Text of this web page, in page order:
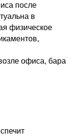
после
в
физическое
офиса, бара